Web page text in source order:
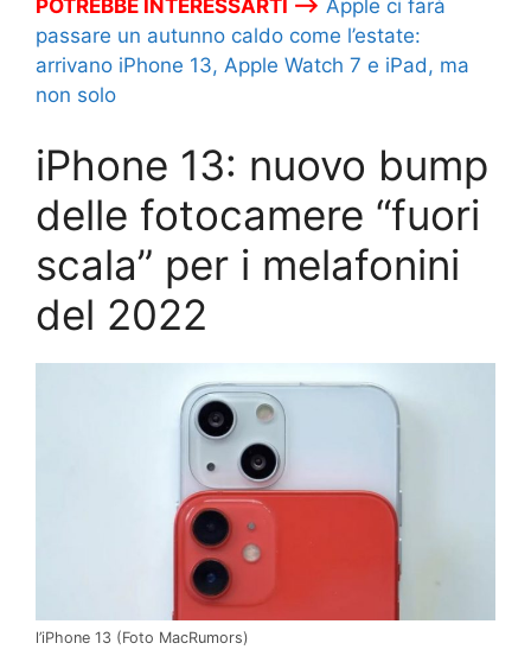
POTREBBE INTERESSARTI –> Apple ci farà
passare un autunno caldo come l’estate:
arrivano iPhone 13, Apple Watch 7 e iPad, ma
non solo
iPhone 13: nuovo bump
delle fotocamere “fuori
scala” per i melafonini
del 2022
l’iPhone 13 (Foto MacRumors)